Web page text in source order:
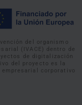
del organismo
(IVACE) dentro de
de digitalización
del proyecto es la
corporativo